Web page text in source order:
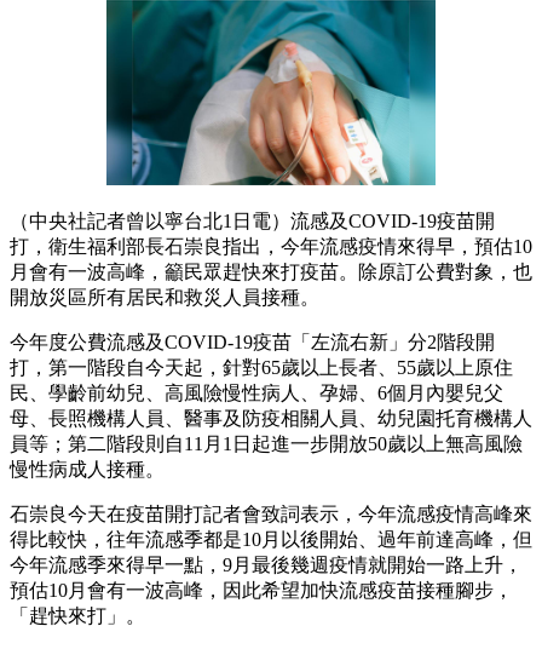
（中央社記者曾以寧台北1日電）流感及COVID-19疫苗開
打，衛生福利部長石崇良指出，今年流感疫情來得早，預估10
月會有一波高峰，籲民眾趕快來打疫苗。除原訂公費對象，也
開放災區所有居民和救災人員接種。
今年度公費流感及COVID-19疫苗「左流右新」分2階段開
打，第一階段自今天起，針對65歲以上長者、55歲以上原住
民、學齡前幼兒、高風險慢性病人、孕婦、6個月內嬰兒父
母、長照機構人員、醫事及防疫相關人員、幼兒園托育機構人
員等；第二階段則自11月1日起進一步開放50歲以上無高風險
慢性病成人接種。
石崇良今天在疫苗開打記者會致詞表示，今年流感疫情高峰來
得比較快，往年流感季都是10月以後開始、過年前達高峰，但
今年流感季來得早一點，9月最後幾週疫情就開始一路上升，
預估10月會有一波高峰，因此希望加快流感疫苗接種腳步，
「趕快來打」。